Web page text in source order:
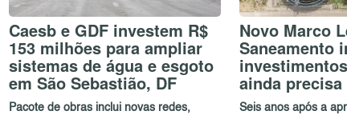
Caesb e GDF investem R$
153 milhões para ampliar
sistemas de água e esgoto
em São Sebastião, DF
Pacote de obras inclui novas redes,
Novo Marco
Saneamento
ainda
Seis anos após a